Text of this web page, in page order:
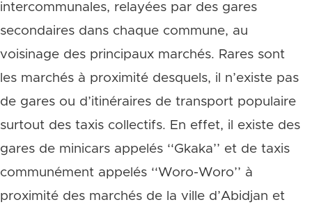
intercommunales, relayées par des gares
secondaires dans chaque commune, au
voisinage des principaux marchés. Rares sont
les marchés à proximité desquels, il n’existe pas
de gares ou d’itinéraires de transport populaire
surtout des taxis collectifs. En effet, il existe des
gares de minicars appelés ‘‘Gkaka’’ et de taxis
communément appelés ‘‘Woro-Woro’’ à
proximité des marchés de la ville d’Abidjan et